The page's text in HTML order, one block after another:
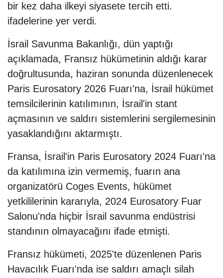
bir kez daha ilkeyi siyasete tercih etti.
ifadelerine yer verdi.
İsrail Savunma Bakanlığı, dün yaptığı
açıklamada, Fransız hükümetinin aldığı karar
doğrultusunda, haziran sonunda düzenlenecek
Paris Eurosatory 2026 Fuarı'na, İsrail hükümet
temsilcilerinin katılımının, İsrail'in stant
açmasının ve saldırı sistemlerini sergilemesinin
yasaklandığını aktarmıştı.
Fransa, İsrail'in Paris Eurosatory 2024 Fuarı'na
da katılımına izin vermemiş, fuarın ana
organizatörü Coges Events, hükümet
yetkililerinin kararıyla, 2024 Eurosatory Fuar
Salonu'nda hiçbir İsrail savunma endüstrisi
standının olmayacağını ifade etmişti.
Fransız hükümeti, 2025'te düzenlenen Paris
Havacılık Fuarı'nda ise saldırı amaçlı silah